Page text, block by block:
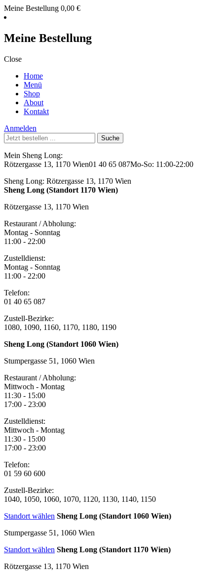
Meine Bestellung 0,00 €
Meine Bestellung
Close
Home
Menü
Shop
About
Kontakt
Anmelden
Suche
nach:
Mein Sheng Long:
Rötzergasse 13, 1170 Wien01 40 65 087Mo-So: 11:00-22:00
Sheng Long: Rötzergasse 13, 1170 Wien
Sheng Long (Standort 1170 Wien)
Rötzergasse 13, 1170 Wien
Restaurant / Abholung:
Montag - Sonntag
11:00 - 22:00
Zustelldienst:
Montag - Sonntag
11:00 - 22:00
Telefon:
01 40 65 087
Zustell-Bezirke:
1080, 1090, 1160, 1170, 1180, 1190
Sheng Long (Standort 1060 Wien)
Stumpergasse 51, 1060 Wien
Restaurant / Abholung:
Mittwoch - Montag
11:30 - 15:00
17:00 - 23:00
Zustelldienst:
Mittwoch - Montag
11:30 - 15:00
17:00 - 23:00
Telefon:
01 59 60 600
Zustell-Bezirke:
1040, 1050, 1060, 1070, 1120, 1130, 1140, 1150
Standort wählen Sheng Long (Standort 1060 Wien)
Stumpergasse 51, 1060 Wien
Standort wählen Sheng Long (Standort 1170 Wien)
Rötzergasse 13, 1170 Wien